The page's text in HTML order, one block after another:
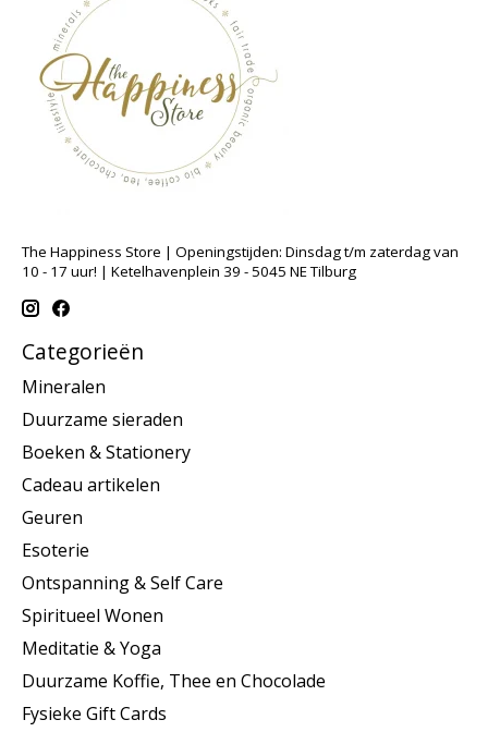
The Happiness Store | Openingstijden: Dinsdag t/m zaterdag van
10 - 17 uur! | Ketelhavenplein 39 - 5045 NE Tilburg
Categorieën
Mineralen
Duurzame sieraden
Boeken & Stationery
Cadeau artikelen
Geuren
Esoterie
Ontspanning & Self Care
Spiritueel Wonen
Meditatie & Yoga
Duurzame Koffie, Thee en Chocolade
Fysieke Gift Cards